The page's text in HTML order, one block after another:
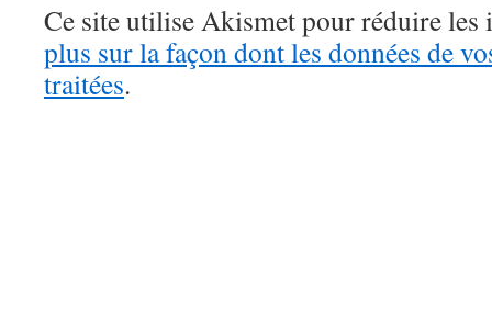
Ce site utilise Akismet pour réduire les
plus sur la façon dont les données de
traitées.